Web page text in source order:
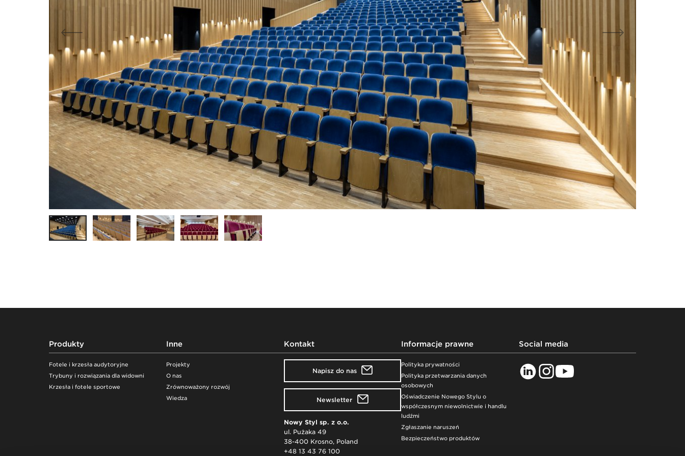
Produkty
Fotele i krzesła audytoryjne
Trybuny i rozwiązania dla widowni
Krzesła i fotele sportowe
Inne
Projekty
O nas
Zrównoważony rozwój
Wiedza
Kontakt
Napisz do nas
Newsletter
Nowy Styl sp. z o.o.
ul. Pużaka 49
38-400 Krosno, Poland
+48 13 43 76 100
Informacje prawne
Polityka prywatności
Polityka przetwarzania danych
osobowych
Oświadczenie Nowego Stylu o
współczesnym niewolnictwie i handlu
ludźmi
Zgłaszanie naruszeń
Bezpieczeństwo produktów
Social media